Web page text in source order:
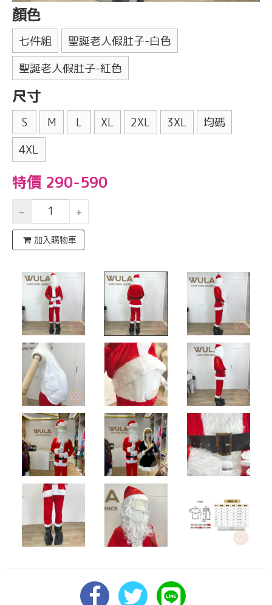
顏色
七件組
聖誕老人假肚子-白色
聖誕老人假肚子-紅色
尺寸
S M L XL 2XL 3XL
均碼
4XL
特價 290-590
加入購物車